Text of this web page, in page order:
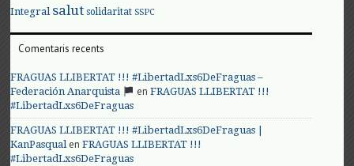
Integral salut solidaritat SSPC
Comentaris recents
FRAGUAS LLIBERTAT !!! #LibertadLxs6DeFraguas –
Federación Anarquista
enFRAGUAS LLIBERTAT !!!
#LibertadLxs6DeFraguas
FRAGUAS LLIBERTAT !!! #LibertadLxs6DeFraguas |
KanPasqualenFRAGUAS LLIBERTAT !!!
#LibertadLxs6DeFraguas